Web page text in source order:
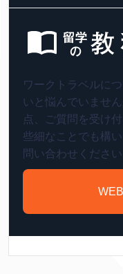
ワークトラベルに
いと悩んでいませ
点、ご質問を受け
些細なことでも構
問い合わせください